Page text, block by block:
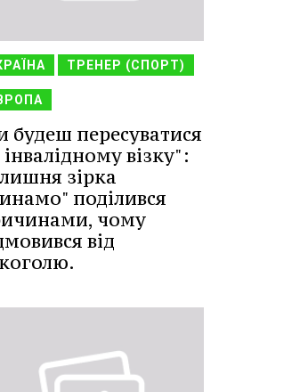
ТРЕНЕР (СПОРТ)
будеш пересуватися
візку":
зірка
поділився
чому
від